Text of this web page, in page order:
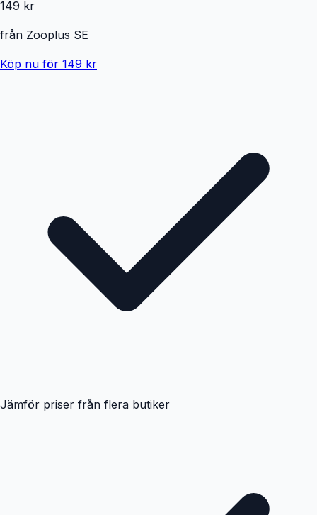
149 kr
från Zooplus SE
Köp nu för 149 kr
Jämför priser från flera butiker